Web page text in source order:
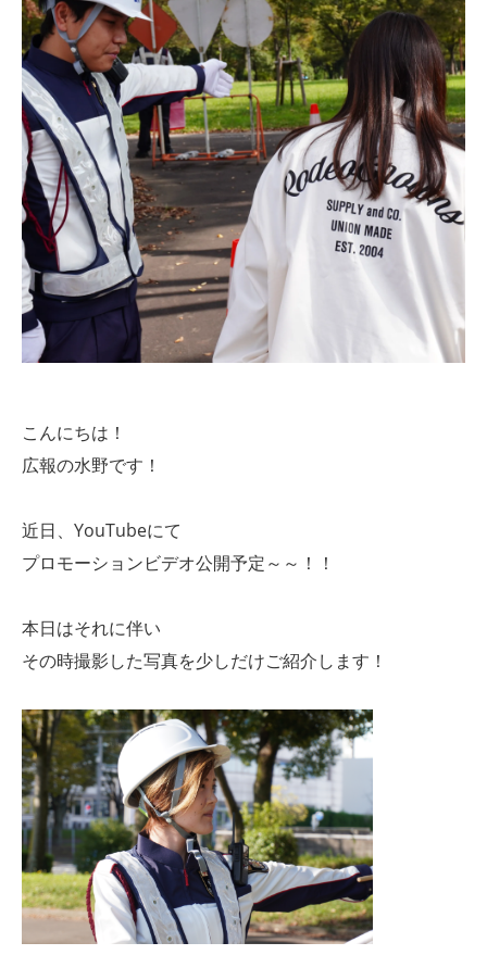
こんにちは！
広報の水野です！
近日、YouTubeにて
プロモーションビデオ公開予定～～！！
本日はそれに伴い
その時撮影した写真を少しだけご紹介します！